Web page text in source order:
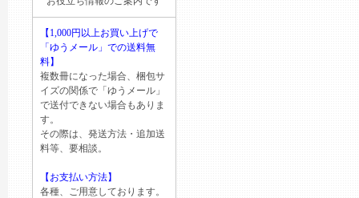
【1,000円以上お買い上げで
「ゆうメール」での送料無
料】
複数冊になった場合、梱包サ
イズの関係で「ゆうメール」
で送付できない場合もありま
す。
その際は、発送方法・追加送
料等、要相談。
【お支払い方法】
各種、ご用意しております。